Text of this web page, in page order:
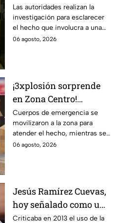
termina en prisión
preventiva; ¿qué
sucedió?
Las autoridades realizan la
investigación para esclarecer
el hecho que involucra a una
menor de edad.
06 agosto, 2026
¡3xplosión sorprende
en Zona Centro!
Provoca el cierre
parcial de estas calles
de León
Cuerpos de emergencia se
movilizaron a la zona para
atender el hecho, mientras se
cerró la vialidad para evitar
06 agosto, 2026
Jesús Ramírez Cuevas,
hoy señalado como una
figura clave en la
Criticaba en 2013 el uso de la